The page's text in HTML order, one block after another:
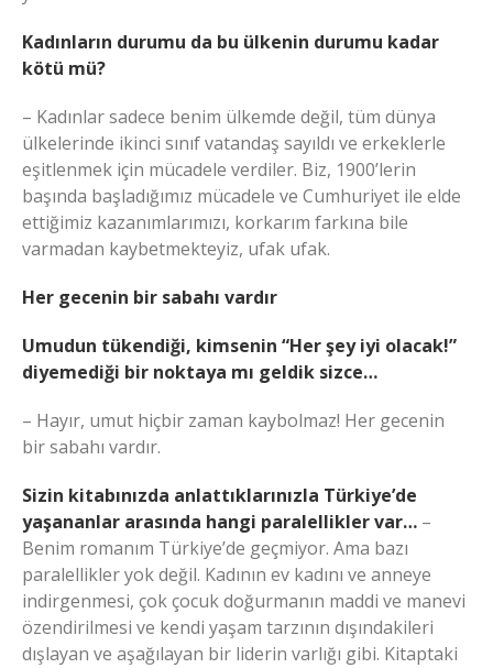
Kadınların durumu da bu ülkenin durumu kadar
kötü mü?
– Kadınlar sadece benim ülkemde değil, tüm dünya
ülkelerinde ikinci sınıf vatandaş sayıldı ve erkeklerle
eşitlenmek için mücadele verdiler. Biz, 1900’lerin
başında başladığımız mücadele ve Cumhuriyet ile elde
ettiğimiz kazanımlarımızı, korkarım farkına bile
varmadan kaybetmekteyiz, ufak ufak.
Her gecenin bir sabahı vardır
Umudun tükendiği, kimsenin “Her şey iyi olacak!”
diyemediği bir noktaya mı geldik sizce…
– Hayır, umut hiçbir zaman kaybolmaz! Her gecenin
bir sabahı vardır.
Sizin kitabınızda anlattıklarınızla Türkiye’de
yaşananlar arasında hangi paralellikler var… –
Benim romanım Türkiye’de geçmiyor. Ama bazı
paralellikler yok değil. Kadının ev kadını ve anneye
indirgenmesi, çok çocuk doğurmanın maddi ve manevi
özendirilmesi ve kendi yaşam tarzının dışındakileri
dışlayan ve aşağılayan bir liderin varlığı gibi. Kitaptaki